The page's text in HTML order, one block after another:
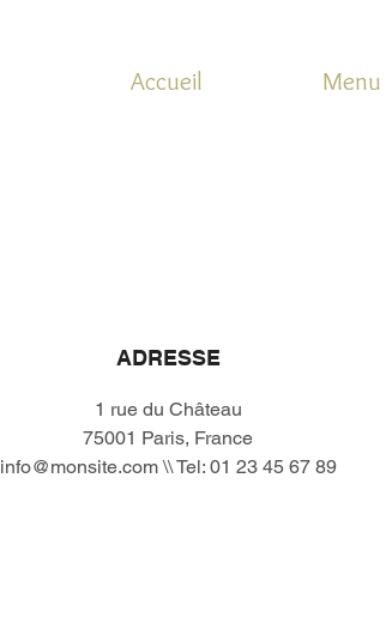
Accueil Menu
ADRESSE
1 rue du Château
75001 Paris, France
info@monsite.com\\ Tel: 01 23 45 67 89